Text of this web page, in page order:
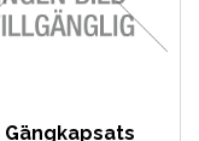
Gängkapsats